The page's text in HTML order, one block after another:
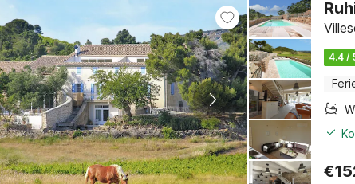
4.4 /
€